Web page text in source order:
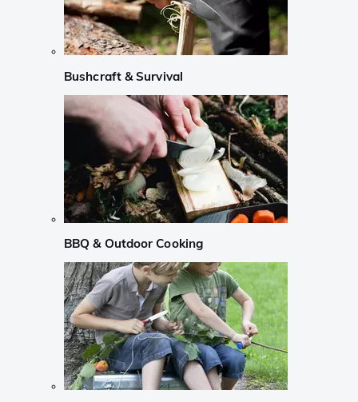
Bushcraft & Survival
BBQ & Outdoor Cooking